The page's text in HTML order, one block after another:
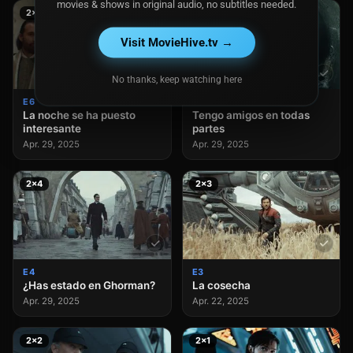
2×6
E6
La noche se ha puesto
interesante
Apr. 29, 2025
2×5
Tengo amigos en todas
partes
Apr. 29, 2025
2×4
E4
¿Has estado en Ghorman?
Apr. 29, 2025
2×3
E3
La cosecha
Apr. 22, 2025
2×2 2×1
movies & shows in original audio, no subtitles needed.
Visit MovieHive.tv →
No thanks, keep watching here